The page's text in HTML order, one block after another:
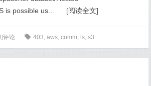
is possible us...
[阅读全文]
评论 0 403, aws, comm, ls, s3